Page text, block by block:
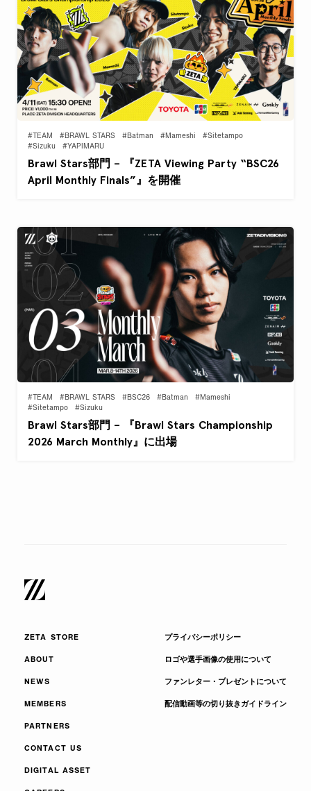
#TEAM #BRAWL STARS #Batman #Mameshi
#Sitetampo
#Sizuku
#YAPIMARU
Brawl Stars部門 – 『ZETA Viewing Party “BSC26
April Monthly Finals”』を開催
#TEAM #BRAWL STARS #BSC26 #Batman
#Mameshi
#Sitetampo
#Sizuku
Brawl Stars部門 – 『Brawl Stars Championship
2026 March Monthly』に出場
ZETA STORE
ABOUT
NEWS
MEMBERS
PARTNERS
CONTACT US
DIGITAL ASSET
プライバシーポリシー
ロゴや選手画像の使用について
ファンレター・プレゼントについて
配信動画等の切り抜きガイドライン